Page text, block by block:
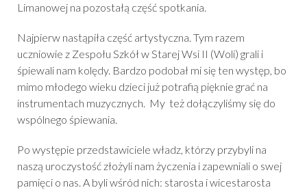
Limanowej na pozostałą część spotkania.
Najpierw nastąpiła część artystyczna. Tym razem
uczniowie z Zespołu Szkół w Starej Wsi II (Woli) grali i
śpiewali nam kolędy. Bardzo podobał mi się ten występ, bo
mimo młodego wieku dzieci już potrafią pięknie grać na
instrumentach muzycznych. My też dołączyliśmy się do
wspólnego śpiewania.
Po występie przedstawiciele władz, którzy przybyli na
naszą uroczystość złożyli nam życzenia i zapewniali o swej
pamięci o nas. A byli wśród nich: starosta i wicestarosta